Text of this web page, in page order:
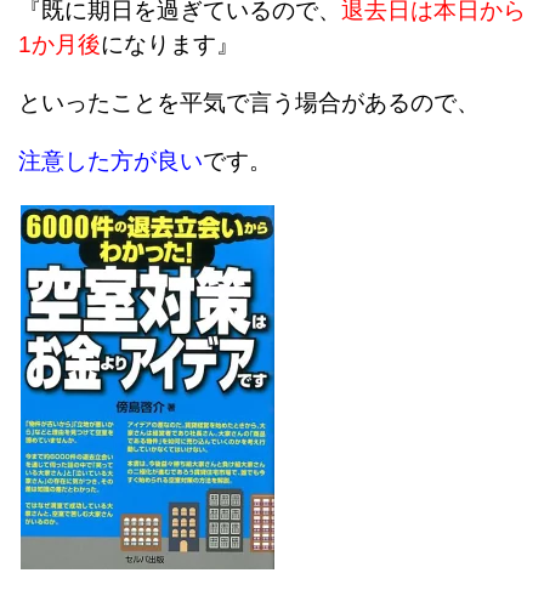
『既に期日を過ぎているので、 退去日は本日から
1か月後になります』
といったことを平気で言う場合があるので、
注意した方が良いです。